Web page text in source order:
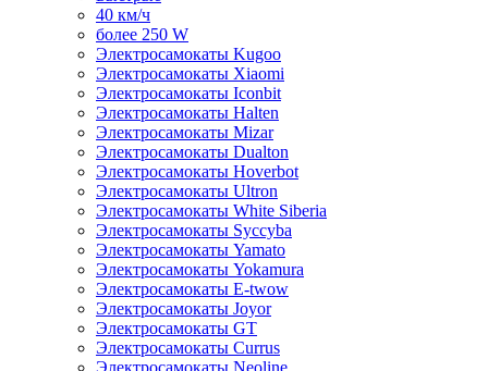
40 км/ч
более 250 W
Электросамокаты Kugoo
Электросамокаты Xiaomi
Электросамокаты Iconbit
Электросамокаты Halten
Электросамокаты Mizar
Электросамокаты Dualton
Электросамокаты Hoverbot
Электросамокаты Ultron
Электросамокаты White Siberia
Электросамокаты Syccyba
Электросамокаты Yamato
Электросамокаты Yokamura
Электросамокаты E-twow
Электросамокаты Joyor
Электросамокаты GT
Электросамокаты Currus
Электросамокаты Neoline